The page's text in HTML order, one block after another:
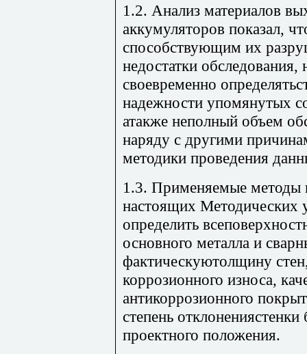
1.2. Анализ материалов
аккумуляторов показал,
способствующим их
недостатки
своевременно
надежности упомянутых
атакже неполный объем
наряду с другими
методики проведения
1.3. Применяемые методы
настоящих Методических
определить
основного металла и
фактическуютолщину
коррозионного износа,
антикоррозионного
степень
проектного положения.